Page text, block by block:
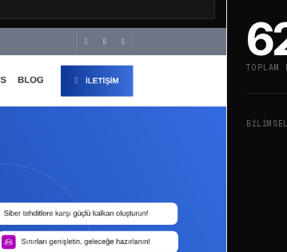
TOPLAM